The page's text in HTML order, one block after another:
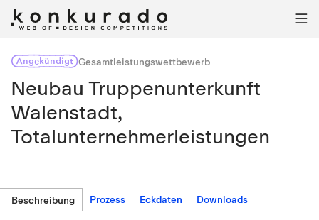

AngekündigtGesamtleistungswettbewerb
Neubau Truppenunterkunft
Walenstadt,
Totalunternehmerleistungen
Beschreibung Prozess Eckdaten Downloads